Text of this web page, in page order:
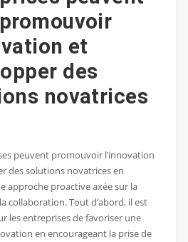
et
des
novatrices
peuvent promouvoir l’innovation
des solutions novatrices en
approche proactive axée sur la
collaboration. Tout d’abord, il est
les entreprises de favoriser une
en encourageant la prise de